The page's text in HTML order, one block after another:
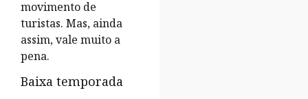
movimento de
turistas. Mas, ainda
assim, vale muito a
pena.
Baixa temporada